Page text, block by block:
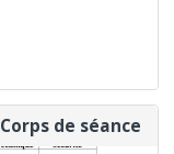
Corps de séance